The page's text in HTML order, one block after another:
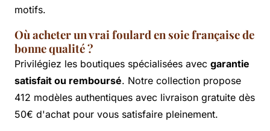
motifs.
Où acheter un vrai foulard en soie française de
bonne qualité ?
Privilégiez les boutiques spécialisées avec garantie
satisfait ou remboursé. Notre collection propose
412 modèles authentiques avec livraison gratuite dès
50€ d'achat pour vous satisfaire pleinement.